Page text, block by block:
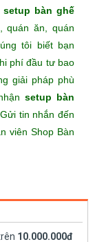
setup bàn ghế
quán ăn, quán
tôi biết bạn
phí đầu tư bao
giải pháp phù
setup bàn
tin nhắn đến
viên Shop Bàn
10.000.000đ